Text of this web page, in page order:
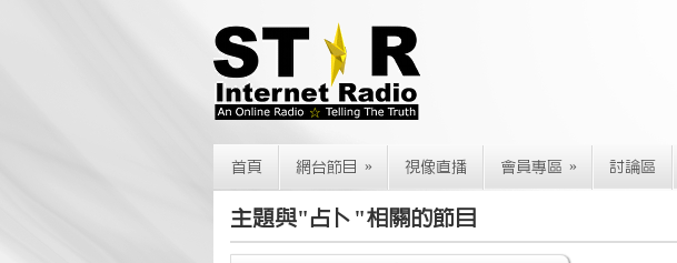
首頁 網台節目 » 視像直播 會員專區 » 討論區
主題與"占卜"相關的節目